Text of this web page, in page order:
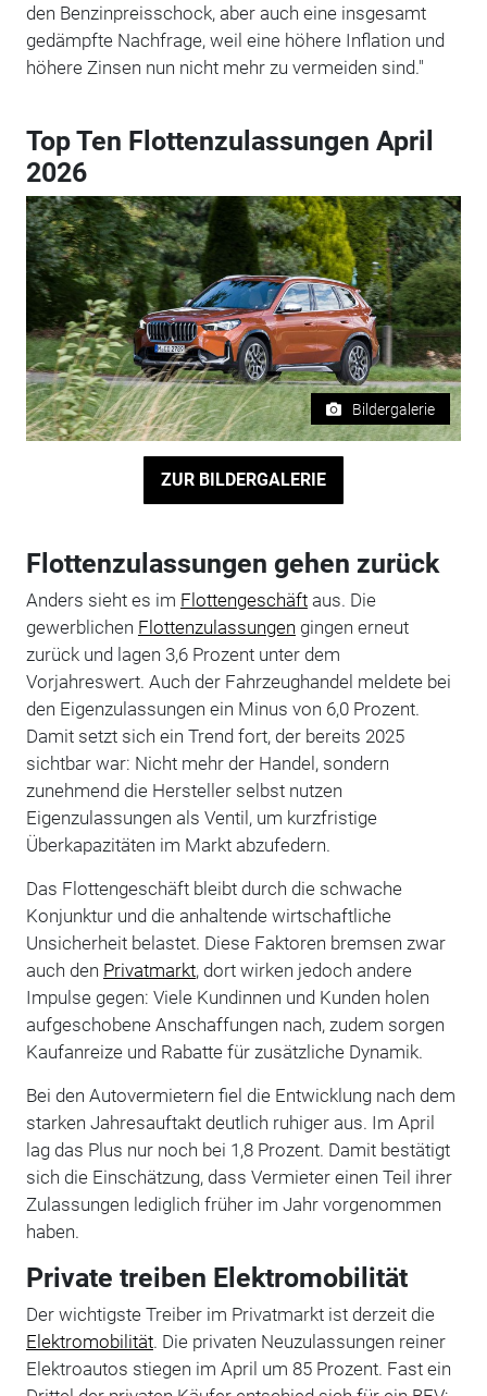
den Benzinpreisschock, aber auch eine insgesamt
gedämpfte Nachfrage, weil eine höhere Inflation und
höhere Zinsen nun nicht mehr zu vermeiden sind."
Top Ten Flottenzulassungen April
2026
Bildergalerie
ZUR BILDERGALERIE
Flottenzulassungen gehen zurück
Anders sieht es im Flottengeschäftaus. Die
gewerblichen Flottenzulassungen gingen erneut
zurück und lagen 3,6 Prozent unter dem
Vorjahreswert. Auch der Fahrzeughandel meldete bei
den Eigenzulassungen ein Minus von 6,0 Prozent.
Damit setzt sich ein Trend fort, der bereits 2025
sichtbar war: Nicht mehr der Handel, sondern
zunehmend die Hersteller selbst nutzen
Eigenzulassungen als Ventil, um kurzfristige
Überkapazitäten im Markt abzufedern.
Das Flottengeschäft bleibt durch die schwache
Konjunktur und die anhaltende wirtschaftliche
Unsicherheit belastet. Diese Faktoren bremsen zwar
auch den Privatmarkt, dort wirken jedoch andere
Impulse gegen: Viele Kundinnen und Kunden holen
aufgeschobene Anschaffungen nach, zudem sorgen
Kaufanreize und Rabatte für zusätzliche Dynamik.
Bei den Autovermietern fiel die Entwicklung nach dem
starken Jahresauftakt deutlich ruhiger aus. Im April
lag das Plus nur noch bei 1,8 Prozent. Damit bestätigt
sich die Einschätzung, dass Vermieter einen Teil ihrer
Zulassungen lediglich früher im Jahr vorgenommen
haben.
Private treiben Elektromobilität
Der wichtigste Treiber im Privatmarkt ist derzeit die
Elektromobilität. Die privaten Neuzulassungen reiner
Elektroautos stiegen im April um 85 Prozent. Fast ein